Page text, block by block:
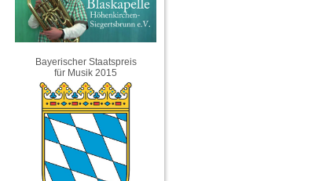
Bayerischer Staatspreis
für Musik 2015